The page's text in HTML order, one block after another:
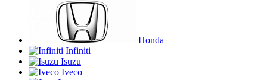
Honda
Infiniti
Isuzu
Iveco